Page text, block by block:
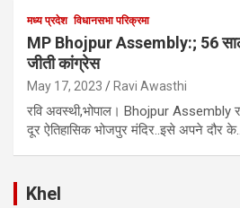
मध्य प्रदेश विधानसभा परिक्रमा
MP Bhojpur Assembly:; 56 साल
जीती कांग्रेस
May 17, 2023 Ravi Awasthi
रवि अवस्थी,भोपाल। Bhojpur Assembly
दूर ऐतिहासिक भोजपुर मंदिर..इसे अपने दौर
Khel